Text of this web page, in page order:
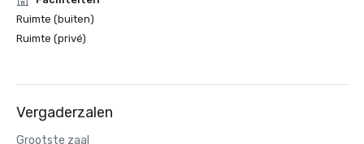
Ruimte (buiten)
Ruimte (privé)
Vergaderzalen
Grootste zaal